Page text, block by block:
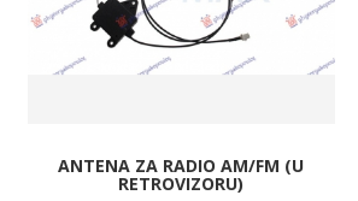
ANTENA ZA RADIO AM/FM (U
RETROVIZORU)